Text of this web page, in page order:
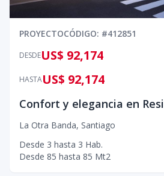
PROYECTOCÓDIGO: #412851
DESDEUS$ 92,174
HASTAUS$ 92,174
La Otra Banda, Santiago
Desde 3 hasta 3 Hab.
Desde 85 hasta 85 Mt2